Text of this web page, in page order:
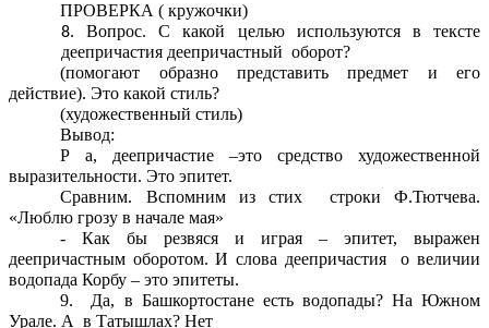
ПРОВЕРКА ( кружочки)
Вопрос. С какой целью используются в тексте
деепричастия деепричастный оборот?
(помогают образно представить предмет и его
действие). Это какой стиль?
(художественный стиль)
Вывод:
Р а, деепричастие –это средство художественной
выразительности. Это эпитет.
Сравним. Вспомним из стих строки Ф.Тютчева.
«Люблю грозу в начале мая»
- Как бы резвяся и играя – эпитет, выражен
деепричастным оборотом. И слова деепричастия о величии
водопада Корбу – это эпитеты.
9. Да, в Башкортостане есть водопады? На Южном
Урале. А в Татышлах? Нет